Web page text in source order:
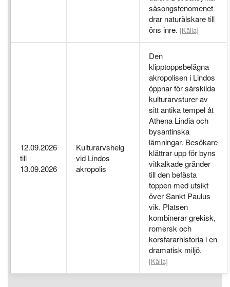
säsongsfenomenet
drar naturälskare till
öns inre. [Källa]
12.09.2026
till
13.09.2026
Kulturarvshelg
vid Lindos
akropolis
Den
klipptoppsbelägna
akropolisen i Lindos
öppnar för särskilda
kulturarvsturer av
sitt antika tempel åt
Athena Lindia och
bysantinska
lämningar. Besökare
klättrar upp för byns
vitkalkade gränder
till den befästa
toppen med utsikt
över Sankt Paulus
vik. Platsen
kombinerar grekisk,
romersk och
korsfararhistoria i en
dramatisk miljö.
[Källa]